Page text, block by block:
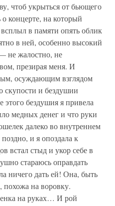
чтоб укрыться от бьющего
концерте, на который
в памяти опять облик
в ней, особенно высокий
не жалостно, не
презирая меня. И
осуждающим взглядом
скупости и бездушии
бездушия я привела
медных денег и что руки
далеко во внутреннем
и я опоздала к
встал стыд и укор себе в
стараюсь оправдать
ничего дать ей! Она, быть
похожа на воровку.
на руках… И рой